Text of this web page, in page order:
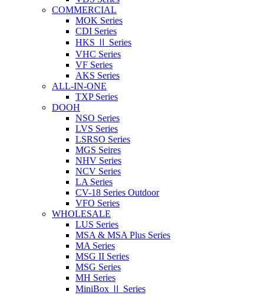
COMMERCIAL
MOK Series
CDI Series
HKS Ⅱ Series
VHC Series
VF Series
AKS Series
ALL-IN-ONE
TXP Series
DOOH
NSO Series
LVS Series
LSRSO Series
MGS Seires
NHV Series
NCV Series
LA Series
CV-18 Series Outdoor
VFO Series
WHOLESALE
LUS Series
MSA & MSA Plus Series
MA Series
MSG II Series
MSG Series
MH Series
MiniBox Ⅱ Series